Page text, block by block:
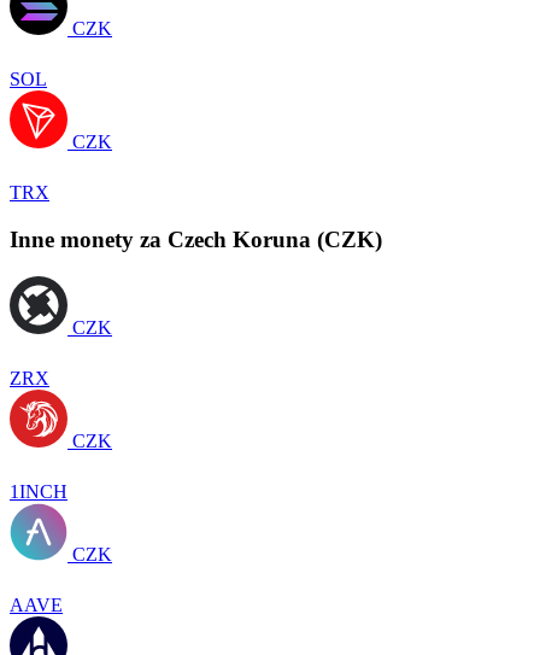
CZK
SOL
CZK
TRX
Inne monety za Czech Koruna (CZK)
CZK
ZRX
CZK
1INCH
CZK
AAVE